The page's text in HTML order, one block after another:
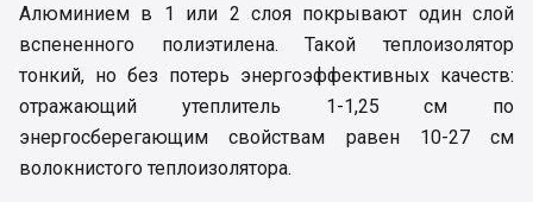
Алюминием в 1 или 2 слоя покрывают один слой
вспененного полиэтилена. Такой теплоизолятор
тонкий, но без потерь энергоэффективных качеств:
отражающий утеплитель 1-1,25 см по
энергосберегающим свойствам равен 10-27 см
волокнистого теплоизолятора.